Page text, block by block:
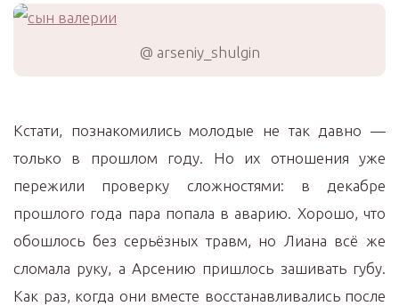
@ arseniy_shulgin
Кстати, познакомились молодые не так давно —
только в прошлом году. Но их отношения уже
пережили проверку сложностями: в декабре
прошлого года пара попала в аварию. Хорошо, что
обошлось без серьёзных травм, но Лиана всё же
сломала руку, а Арсению пришлось зашивать губу.
Как раз, когда они вместе восстанавливались после